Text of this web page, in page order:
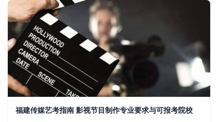
福建传媒艺考指南 影视节目制作专业要求与可报考院校